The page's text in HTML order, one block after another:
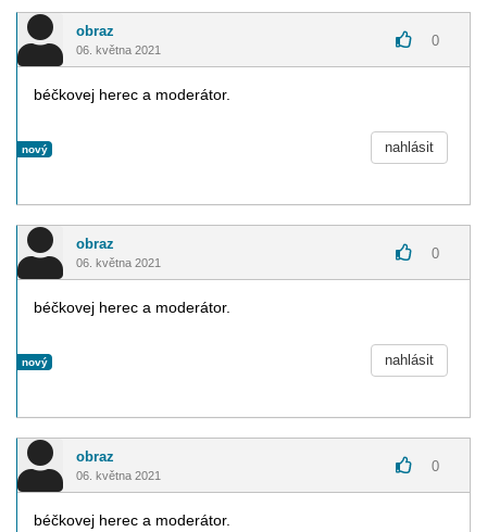
obraz
06. května 2021
0
béčkovej herec a moderátor.
nový nahlásit
obraz
06. května 2021
0
béčkovej herec a moderátor.
nový nahlásit
obraz
06. května 2021
0
béčkovej herec a moderátor.